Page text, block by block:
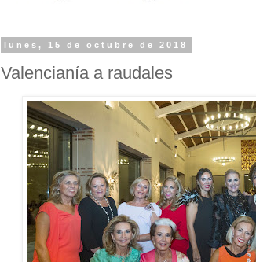
lunes, 15 de octubre de 2018
Valencianía a raudales